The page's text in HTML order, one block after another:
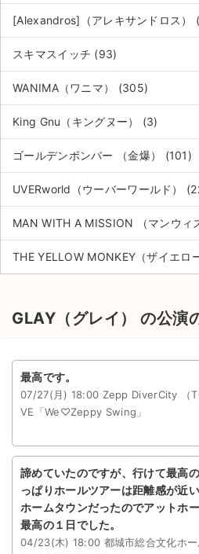
特定商取引法に基づく表記
公演登録依頼
チケットジャムの取り組み
音楽情報
[Alexandros]（アレキサンドロス）
スキマスイッチ (93)
WANIMA（ワニマ） (305)
King Gnu（キングヌー） (3)
ゴールデンボンバー （金爆） (101)
UVERworld（ウーバーワールド）
MAN WITH A MISSION （マンウィ
THE YELLOW MONKEY（ザイエロ
GLAY（グレイ） の公演
最高です。
07/27(月) 18:00 Zepp DiverCity （
VE「We♡Zeppy Swing」
諦めていたのですが、行けて最高
っぱりホールツアーは距離感が近
ホームタウンだったのでアットホ
最高の１日でした。
04/23(木) 18:00 都城市総合文化ホ